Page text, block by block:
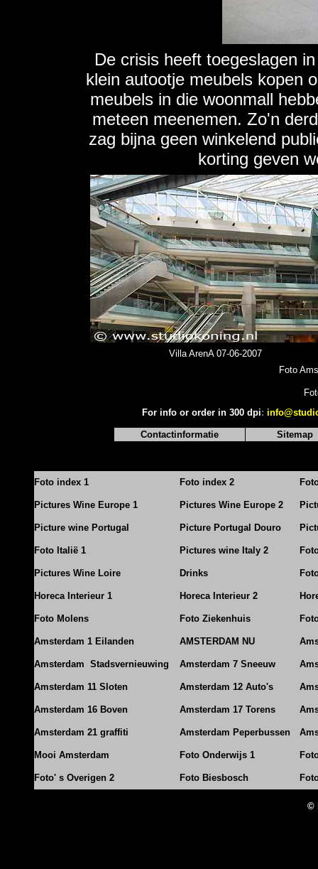
De crisis heeft toegeslagen
klein autootje meubels kopen
meubels in die woonmall
meteen meenemen. Zo'n
zag bijna geen winkelend
korting geven
Villa ArenA 07-06-2007
Foto
For info or order in 300 dpi:
Contactinformatie Sitemap
Foto index 1 Foto index 2
Pictures Wine Europe 1 Pictures Wine Europe 2
Picture wine Portugal Picture Portugal Douro
Foto Italië 1 Pictures wine Italy 2
Pictures Wine Loire Drinks
Horeca Interieur 1 Horeca Interieur 2
Foto Molens Foto Ziekenhuis
Amsterdam 1 Eilanden AMSTERDAM NU
Amsterdam Stadsvernieuwing Amsterdam 7 Sneeuw
Amsterdam 11 Sloten Amsterdam 12 Auto's
Amsterdam 16 Boven Amsterdam 17 Torens
Amsterdam 21 graffiti Amsterdam Peperbussen
Mooi Amsterdam Foto Onderwijs 1
Foto' s Overigen 2 Foto Biesbosch
©